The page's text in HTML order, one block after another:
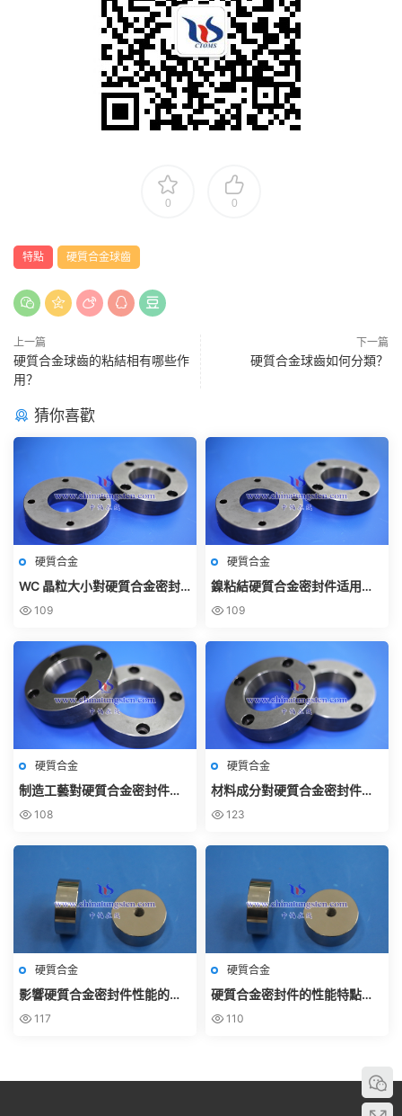
0 0
特點 硬質合金球齒
上一篇
硬質合金球齒的粘結相有哪些作
用？
下一篇
硬質合金球齒如何分類？
猜你喜歡
硬質合金
WC 晶粒大小對硬質合金密封
件耐磨性的影響
109
硬質合金
鎳粘結硬質合金密封件适用哪
些場景？
109
硬質合金
制造工藝對硬質合金密封件性
能的影響
108
硬質合金
材料成分對硬質合金密封件性
能的影響
123
硬質合金
影響硬質合金密封件性能的因
素有哪些？
117
硬質合金
硬質合金密封件的性能特點有
哪些？
110